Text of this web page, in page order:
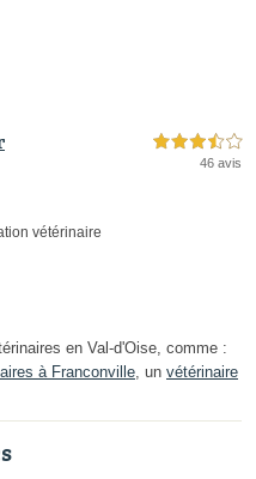
3,5 étoiles sur 5
46 avis
vétérinaire
en Val-d'Oise, comme :
à Franconville, un vétérinaire